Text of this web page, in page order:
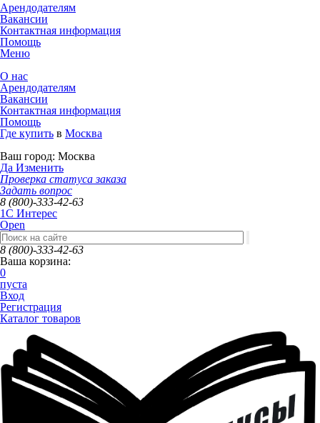
Арендодателям
Вакансии
Контактная информация
Помощь
Меню
О нас
Арендодателям
Вакансии
Контактная информация
Помощь
Где купить в Москва
Ваш город: Москва
Да Изменить
Проверка статуса заказа
Задать вопрос
8 (800)-333-42-63
1C Интерес
Open
8 (800)-333-42-63
Ваша корзина:
0
пуста
Вход
Регистрация
Каталог товаров